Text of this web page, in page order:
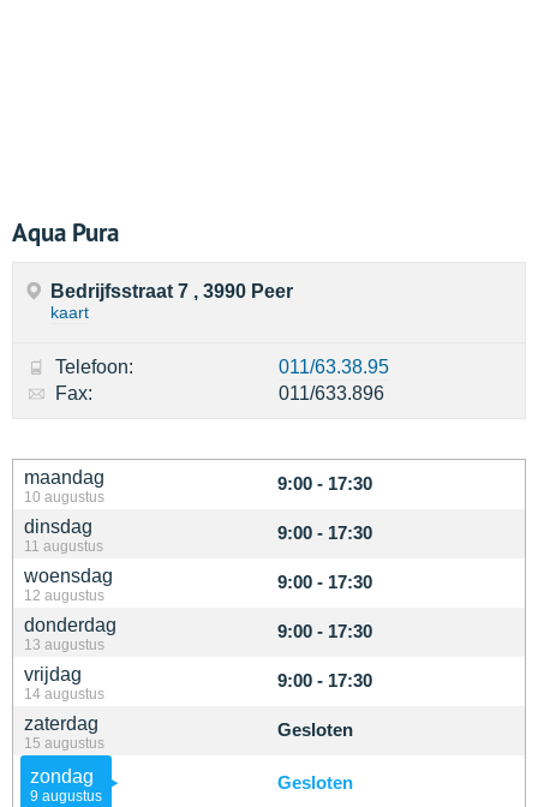
Aqua Pura
maandag
10 augustus
9:00 - 17:30
dinsdag
11 augustus
9:00 - 17:30
woensdag
12 augustus
9:00 - 17:30
donderdag
13 augustus
9:00 - 17:30
vrijdag
14 augustus
9:00 - 17:30
zaterdag
15 augustus
Gesloten
zondag
9 augustus
Gesloten
Bedrijfsstraat 7 , 3990 Peer
kaart
Telefoon:
011/63.38.95
Fax:
011/633.896